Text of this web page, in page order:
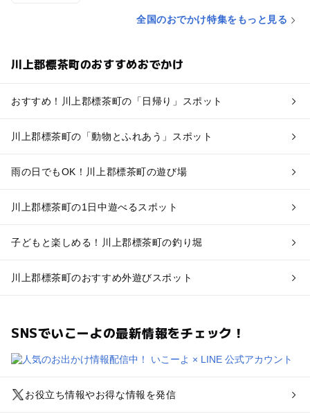
全国のおでかけ特集をもっと見る
川上郡標茶町のおすすめおでかけ
おすすめ！川上郡標茶町の「日帰り」スポット
川上郡標茶町の「動物とふれあう」スポット
雨の日でもOK！川上郡標茶町の遊び場
川上郡標茶町の1日中遊べるスポット
子どもと楽しめる！川上郡標茶町の釣り堀
川上郡標茶町のおすすめ外遊びスポット
SNSでいこーよの最新情報をチェック！
お役立ち情報やお得な情報を発信